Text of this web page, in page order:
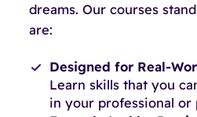
dreams. Our courses
are:
Designed for Real-
Learn skills that you
in your professional or